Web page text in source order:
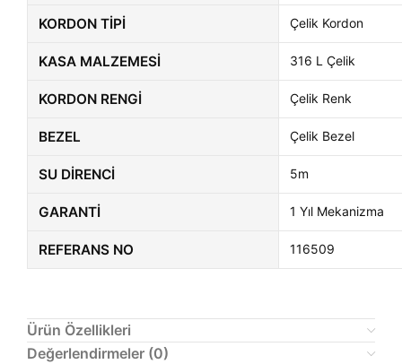
KORDON TIPI Çelik Kordon
KASA MALZEMESI 316 L Çelik
KORDON RENGI Çelik Renk
BEZEL Çelik Bezel
SU DIRENCI 5m
GARANTI 1 Yıl Mekanizma
REFERANS NO 116509
Ürün Özellikleri
Değerlendirmeler (0)